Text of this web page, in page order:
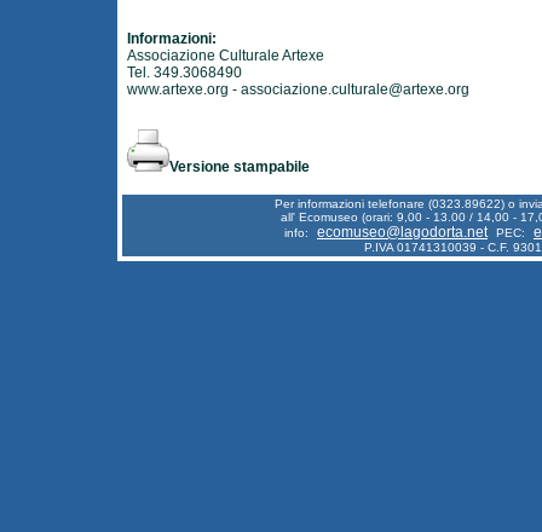
Informazioni:
Associazione Culturale Artexe
Tel. 349.3068490
www.artexe.org - associazione.culturale@artexe.org
Versione stampabile
Per informazioni telefonare (0323.89622) o
all' Ecomuseo (orari: 9,00 - 13.00 / 14,00 -
info:
ecomuseo@lagodorta.net PEC:
P.IVA 01741310039 - C.F.